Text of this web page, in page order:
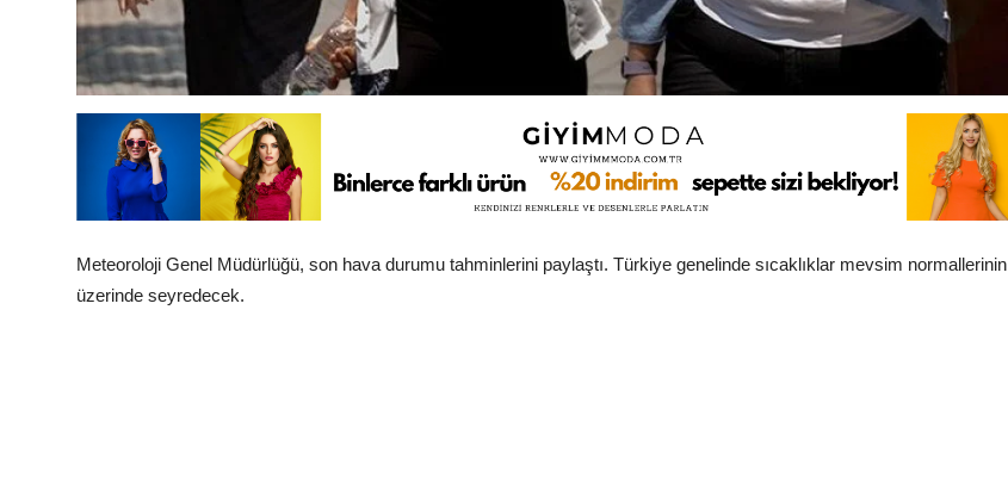
Meteoroloji Genel Müdürlüğü, son hava durumu tahminlerini paylaştı. Türkiye genelinde sıcaklıklar mevsim normallerinin
üzerinde seyredecek.